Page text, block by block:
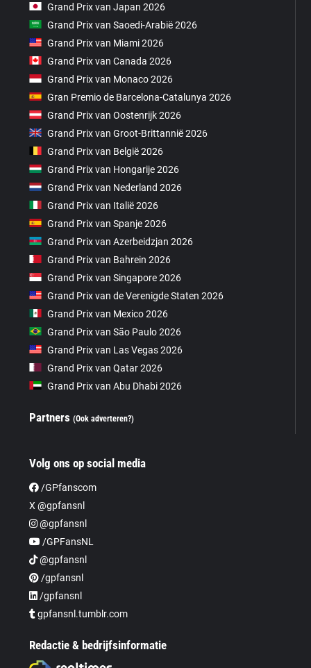
Grand Prix van Japan 2026
Grand Prix van Saoedi-Arabië 2026
Grand Prix van Miami 2026
Grand Prix van Canada 2026
Grand Prix van Monaco 2026
Gran Premio de Barcelona-Catalunya 2026
Grand Prix van Oostenrijk 2026
Grand Prix van Groot-Brittannië 2026
Grand Prix van België 2026
Grand Prix van Hongarije 2026
Grand Prix van Nederland 2026
Grand Prix van Italië 2026
Grand Prix van Spanje 2026
Grand Prix van Azerbeidzjan 2026
Grand Prix van Bahrein 2026
Grand Prix van Singapore 2026
Grand Prix van de Verenigde Staten 2026
Grand Prix van Mexico 2026
Grand Prix van São Paulo 2026
Grand Prix van Las Vegas 2026
Grand Prix van Qatar 2026
Grand Prix van Abu Dhabi 2026
Partners(Ook adverteren?)
Volg ons op social media
/GPfanscom
X @gpfansnl
@gpfansnl
/GPFansNL
@gpfansnl
/gpfansnl
/gpfansnl
gpfansnl.tumblr.com
Redactie & bedrijfsinformatie